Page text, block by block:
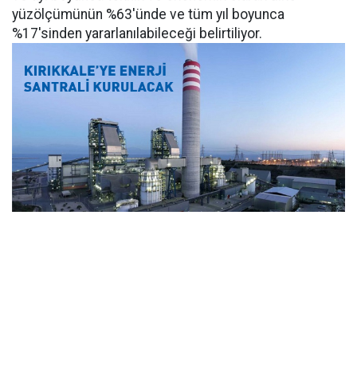
yüzölçümünün %63'ünde ve tüm yıl boyunca
%17'sinden yararlanılabileceği belirtiliyor.